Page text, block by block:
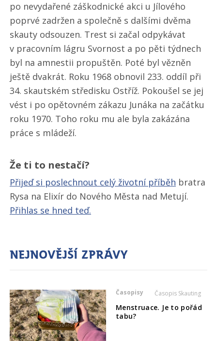
po nevydařené záškodnické akci u Jílového
poprvé zadržen a společně s dalšími dvěma
skauty odsouzen. Trest si začal odpykávat
v pracovním lágru Svornost a po pěti týdnech
byl na amnestii propuštěn. Poté byl vězněn
ještě dvakrát. Roku 1968 obnovil 233. oddíl při
34. skautském středisku Ostříž. Pokoušel se jej
vést i po opětovném zákazu Junáka na začátku
roku 1970. Toho roku mu ale byla zakázána
práce s mládeží.
Že ti to nestačí?
Přijeď si poslechnout celý životní příběh bratra
Rysa na Elixír do Nového Města nad Metují.
Přihlas se hned teď.
Nejnovější zprávy
Časopisy Časopis Skauting
Menstruace. Je to pořád
tabu?